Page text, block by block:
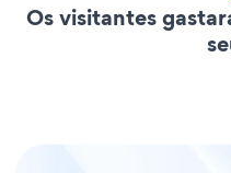
Os visitantes